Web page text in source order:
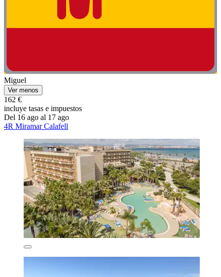
Miguel
Ver menos
162 €
incluye tasas e impuestos
Del 16 ago al 17 ago
4R Miramar Calafell